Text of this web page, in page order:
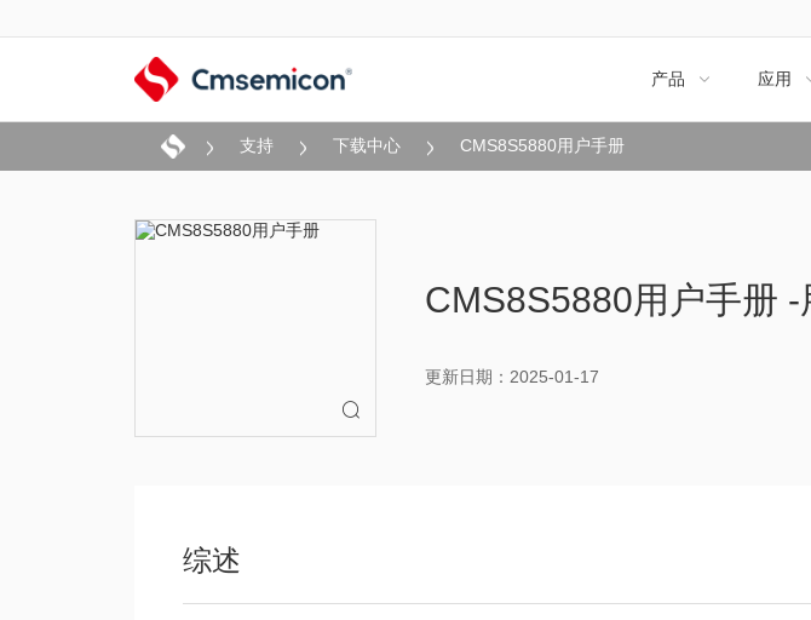
产品  应用
支持 下载中心 CMS8S5880用户手册

CMS8S5880用户手册 -
更新日期：2025-01-17
综述